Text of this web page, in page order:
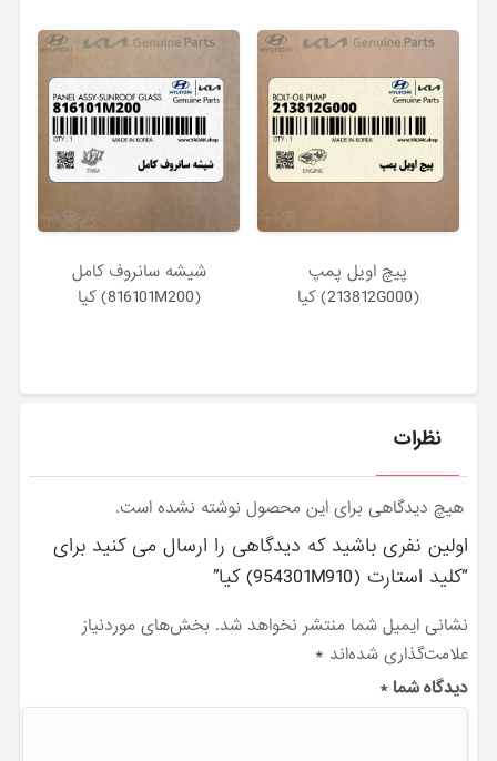
پيچ اويل پمپ
(213812G000) کیا
شيشه سانروف كامل
(816101M200) کیا
نظرات
هیچ دیدگاهی برای این محصول نوشته نشده است.
اولین نفری باشید که دیدگاهی را ارسال می کنید برای
“كليد استارت (954301M910) کیا”
نشانی ایمیل شما منتشر نخواهد شد. بخش‌های موردنیاز
علامت‌گذاری شده‌اند *
دیدگاه شما*